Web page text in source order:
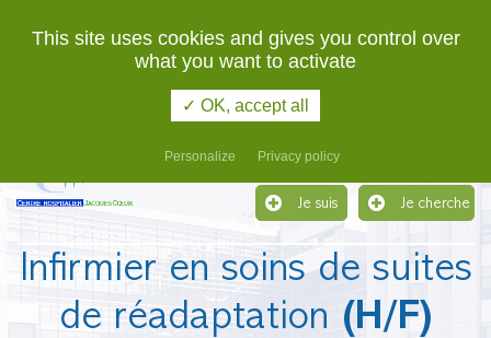
Etablissement support du Groupement Hospitalier de
Territoire du Cher
Je suis Je cherche
Infirmier en soins de suites
de réadaptation (H/F)
This site uses cookies and gives you control over
what you want to activate
✓ OK, accept all
Personalize Privacy policy